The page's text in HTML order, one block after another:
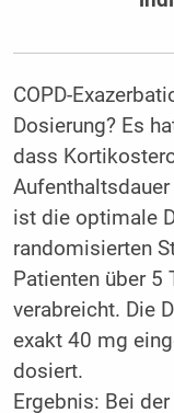
COPD-
Dosierung? Es
dass
ist die optimale
randomisierten
Patienten über 5
verabreicht. Die
exakt 40 mg
dosiert.
Ergebnis: Bei